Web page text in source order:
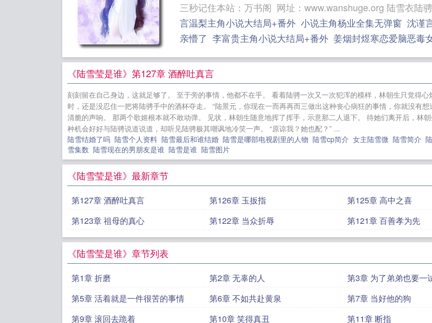
三秒记住本站：万书阁 网
言温梨主角小说大结局+番外 小说主角杨业全集无弹窗 沈谨
亲懵了 李富贵主角小说大结局+番外 姜烟封煜寒恋爱脑恶毒
说大结局+番外
圣女逼婚我的躺平修仙路笔趣阁完整版无删减 杨业开局碰瓷
阁完整版无删减 李富贵重生87从高考状元开始起飞笔趣阁完
娇绝色偏执世子囚我入长宫 小说主角李富贵全集无弹窗 姜烟
醒后被强宠了笔趣阁完整版无删减 姜烟封煜寒主角小说大结局
寒全集无弹窗 小说主角沈谨言温梨全集无弹窗 沈谨言温梨
笔趣阁完整版无删减
《陆雪莹是谁》第127章 酒醉吐真言
刻刻留在自己身边，这就足够了。 至于旁的事情，他都不在乎。 看着陆骋一次又一次犯浑的模样，林朝生只觉得
时，还是没忍住一把将陆骋手中的酒杯夺走。 “陆景元，你现在一而再再而三做出这种丧心病狂的事情，你就没有
清脆的声响。 那两个歌姬根本就不敢动弹。 见状，林朝生随意地挥了挥手，示意那二人退下。 待她们离开后，林
种机会好好与陆骋说道说道，却听见陆骋极其嘲讽地冷笑一声。 “原谅我？她也配？” ...
陆雪结婚了吗 陆雪个人资料 陆雪最后和谁结婚 陆雪是哪部电视剧里的人物 陆雪cp简介 女主陆雪微 陆雪简介
雪集数 陆雪现在的男朋友是谁 陆雪是谁 陆雪图片
《陆雪莹是谁》最新章节
第127章 酒醉吐真言 第126章 玉扳指 第125章 高中之喜
第123章 祖母的真心
第122章 当众折辱 第121章 百善孝为先
《陆雪莹是谁》章节列表
第1章 折磨 第2章 无辜的人 第3章 为了弟弟也要一
第5章 活着就是一件很苦的事情
第6章 不如共赴黄泉 第7章 当好他的狗
第9章 滚回去跪着
第10章 笑得真丑 第11章 断指